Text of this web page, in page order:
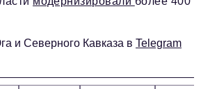
и Северного Кавказа в Telegram